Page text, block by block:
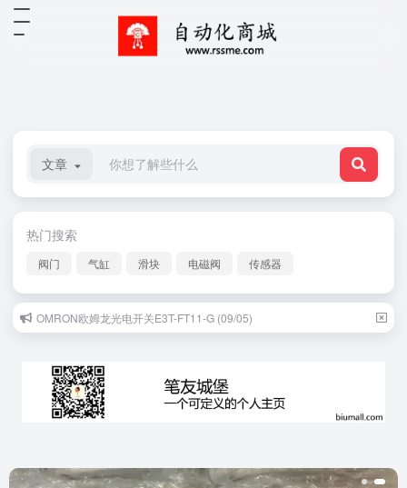
文章
热门搜索
阀门 气缸 滑块 电磁阀 传感器
OMRON欧姆龙光电开关E3T-FT11-G (09/05)